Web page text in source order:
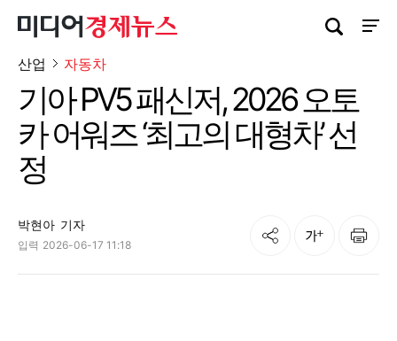
사이
검색창 열기
산업 자동차
기아 PV5 패신저, 2026 오토
카 어워즈 ‘최고의 대형차’ 선
정
박현아 기자
입력 2026-06-17 11:18
공유 글자크기 인쇄